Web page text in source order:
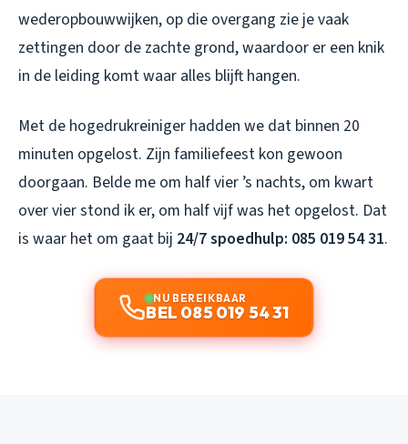
wederopbouwwijken, op die overgang zie je vaak
zettingen door de zachte grond, waardoor er een knik
in de leiding komt waar alles blijft hangen.
Met de hogedrukreiniger hadden we dat binnen 20
minuten opgelost. Zijn familiefeest kon gewoon
doorgaan. Belde me om half vier ’s nachts, om kwart
over vier stond ik er, om half vijf was het opgelost. Dat
is waar het om gaat bij 24/7 spoedhulp: 085 019 54 31.
NU BEREIKBAAR
BEL 085 019 54 31